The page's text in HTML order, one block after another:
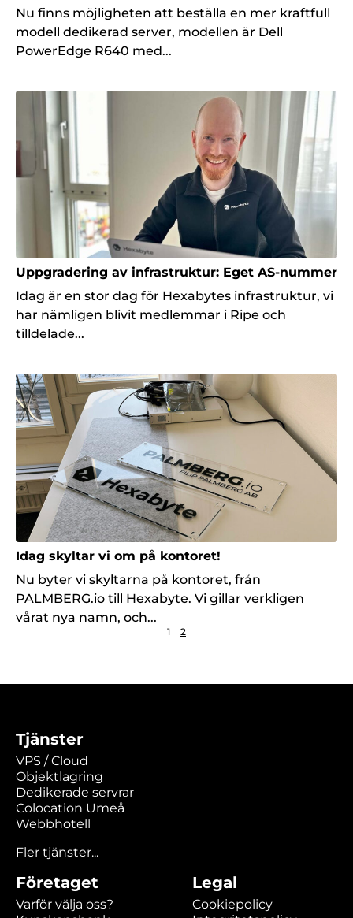
Nu finns möjligheten att beställa en mer kraftfull
modell dedikerad server, modellen är Dell
PowerEdge R640 med...
Uppgradering av infrastruktur: Eget AS-nummer
Idag är en stor dag för Hexabytes infrastruktur, vi
har nämligen blivit medlemmar i Ripe och
tilldelade...
Idag skyltar vi om på kontoret!
Nu byter vi skyltarna på kontoret, från
PALMBERG.io till Hexabyte. Vi gillar verkligen
vårat nya namn, och...
1 2
Tjänster
VPS / Cloud
Objektlagring
Dedikerade servrar
Colocation Umeå
Webbhotell
Fler tjänster...
Företaget
Varför välja oss?
Legal
Cookiepolicy